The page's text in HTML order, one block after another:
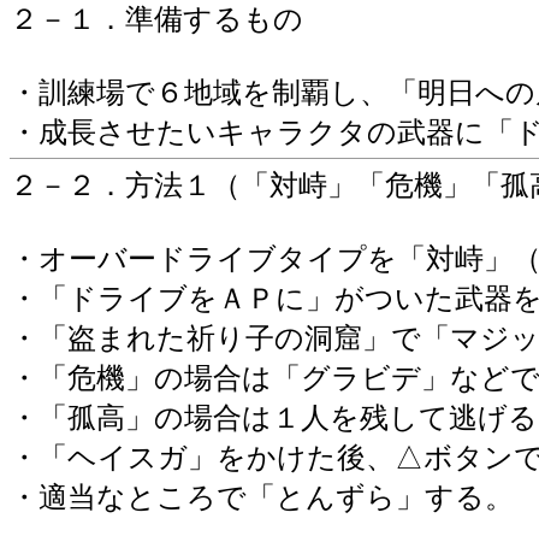
２－１．準備するもの
・訓練場で６地域を制覇し、「明日へ
・成長させたいキャラクタの武器に「
２－２．方法１（「対峙」「危機」「
・オーバードライブタイプを「対峙」
・「ドライブをＡＰに」がついた武器
・「盗まれた祈り子の洞窟」で「マジ
・「危機」の場合は「グラビデ」など
・「孤高」の場合は１人を残して逃げ
・「ヘイスガ」をかけた後、△ボタン
・適当なところで「とんずら」する。